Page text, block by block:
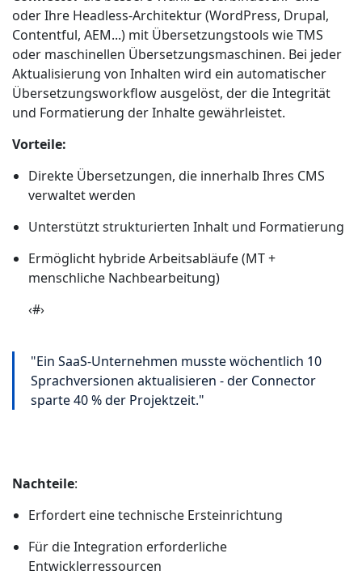
oder Ihre Headless-Architektur (WordPress, Drupal,
Contentful, AEM...) mit Übersetzungstools wie TMS
oder maschinellen Übersetzungsmaschinen. Bei jeder
Aktualisierung von Inhalten wird ein automatischer
Übersetzungsworkflow ausgelöst, der die Integrität
und Formatierung der Inhalte gewährleistet.
Vorteile:
Direkte Übersetzungen, die innerhalb Ihres CMS
verwaltet werden
Unterstützt strukturierten Inhalt und Formatierung
Ermöglicht hybride Arbeitsabläufe (MT +
menschliche Nachbearbeitung)
‹#›
"Ein SaaS-Unternehmen musste wöchentlich 10
Sprachversionen aktualisieren - der Connector
sparte 40 % der Projektzeit."
Nachteile:
Erfordert eine technische Ersteinrichtung
Für die Integration erforderliche
Entwicklerressourcen